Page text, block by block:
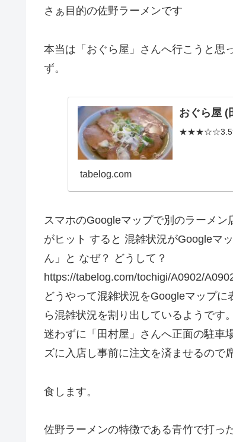
さぁ目的の佐野ラーメンです
本当は「おぐら屋」さんへ行こうと思
ず。
おぐら屋 (
★★★☆☆3.59
tabelog.com
スマホのGoogleマップで別のラーメ
がヒット すると 混雑状況がGoogleマ
ん」と なぜ？ どうして？
https://tabelog.com/tochigi/A0902/
どうやって混雑状況をGoogleマップ
ら混雑状況を割り出しているようです。
迷わずに「田村屋」さんへ正面の駐車
ズに入店し事前に注文を済ませるので
食します。
佐野ラーメンの特徴である青竹で打っ